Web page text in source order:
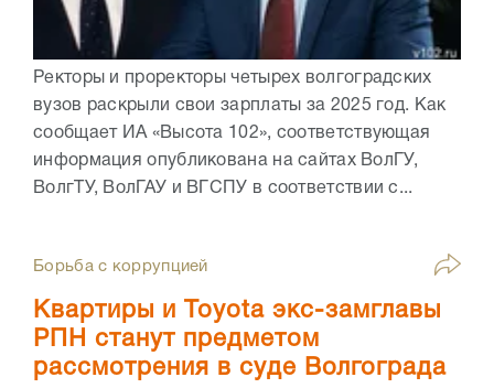
Ректоры и проректоры четырех волгоградских
вузов раскрыли свои зарплаты за 2025 год. Как
сообщает ИА «Высота 102», соответствующая
информация опубликована на сайтах ВолГУ,
ВолгТУ, ВолГАУ и ВГСПУ в соответствии с...
Борьба с коррупцией
Квартиры и Toyota экс-замглавы
РПН станут предметом
рассмотрения в суде Волгограда